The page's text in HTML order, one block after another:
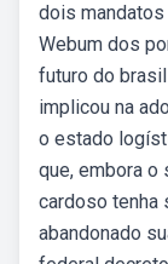
dois
Webum dos
futuro do
implicou na
o estado
que, embora o
cardoso tenha
abandonado